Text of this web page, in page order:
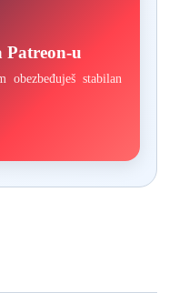
Patreon-u
obezbeđuješ stabilan